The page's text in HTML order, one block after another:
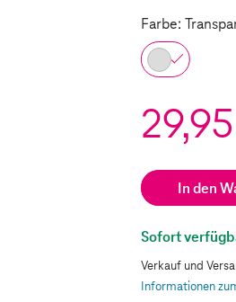
Farbe:
In den
Sofort
Verkauf und
Informationen